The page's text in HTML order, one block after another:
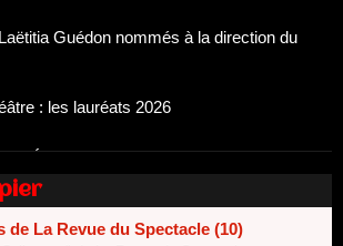
: les lauréats 2026
Fonds Grandes Formes Théâtre 2026
de La Revue du Spectacle (10)